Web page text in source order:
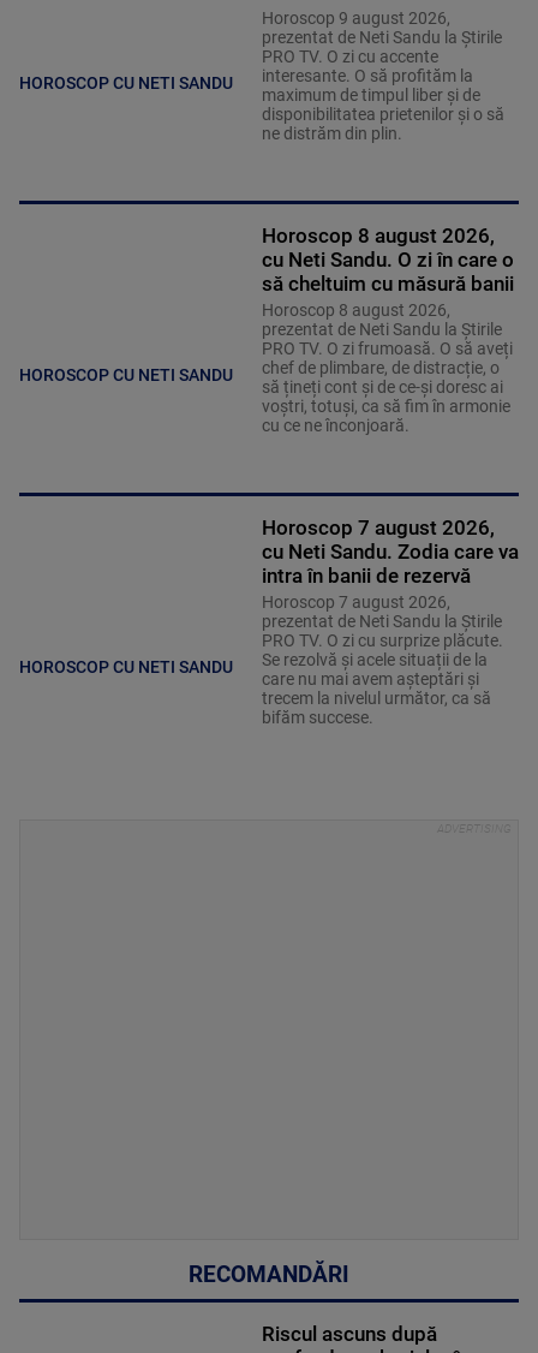
HOROSCOP CU NETI SANDU
Horoscop 9 august 2026,
prezentat de Neti Sandu la Știrile
PRO TV. O zi cu accente
interesante. O să profităm la
maximum de timpul liber și de
disponibilitatea prietenilor și o să
ne distrăm din plin.
HOROSCOP CU NETI SANDU
Horoscop 8 august 2026,
cu Neti Sandu. O zi în care o
să cheltuim cu măsură banii
Horoscop 8 august 2026,
prezentat de Neti Sandu la Știrile
PRO TV. O zi frumoasă. O să aveți
chef de plimbare, de distracție, o
să țineți cont și de ce-și doresc ai
voștri, totuși, ca să fim în armonie
cu ce ne înconjoară.
HOROSCOP CU NETI SANDU
Horoscop 7 august 2026,
cu Neti Sandu. Zodia care va
intra în banii de rezervă
Horoscop 7 august 2026,
prezentat de Neti Sandu la Știrile
PRO TV. O zi cu surprize plăcute.
Se rezolvă și acele situații de la
care nu mai avem așteptări și
trecem la nivelul următor, ca să
bifăm succese.
RECOMANDĂRI
Riscul ascuns după